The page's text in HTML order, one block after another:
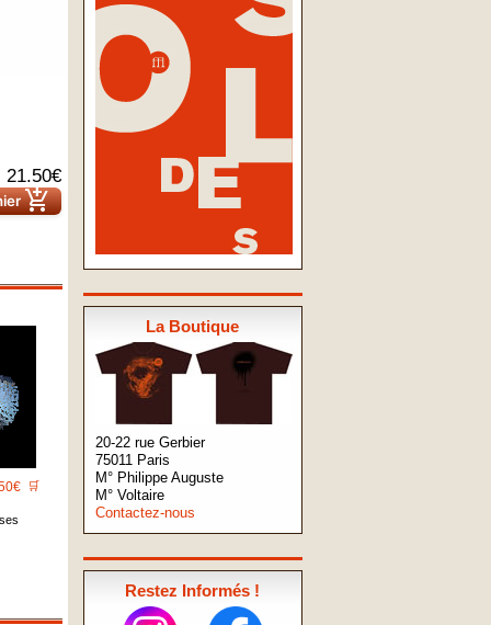
La Boutique
20-22 rue Gerbier
75011 Paris
M° Philippe Auguste
M° Voltaire
Contactez-nous
Restez Informés !
21.50€
add_shopping_cart
🛒